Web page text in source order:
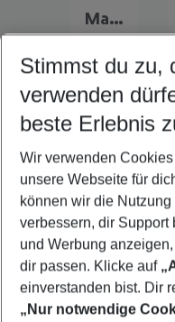
Marokko Frühbucher Angebote
Quicklinks
Familienurlaub El
Pauschalreisen El
Flug & Hotel El
Urlaub El Gouna
Stimmst du zu,
verwenden
beste Erlebnis
Wir verwenden
unsere Webseite für
können wir die
verbessern, dir Support
und Werbung
dir passen. Klicke auf
einverstanden bist. Dir
„Nur notwendige